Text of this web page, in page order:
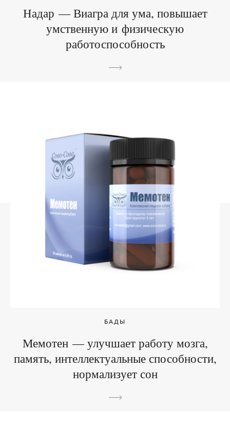
Надар — Виагра для ума, повышает
умственную и физическую
работоспособность
БАДЫ
Мемотен — улучшает работу мозга,
память, интеллектуальные способности,
нормализует сон